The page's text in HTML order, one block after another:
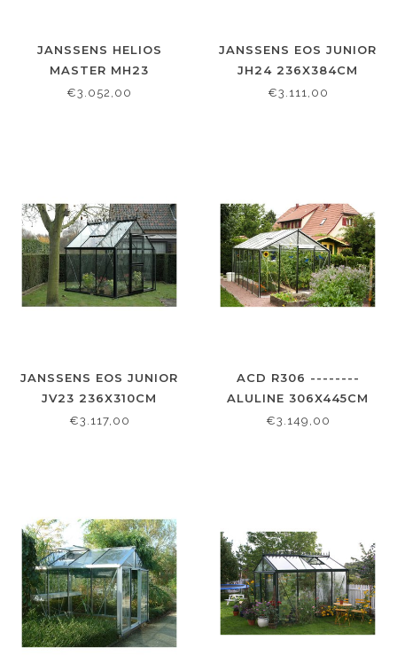
JANSSENS HELIOS
MASTER MH23
236X310CM
€3.052,00
JANSSENS EOS JUNIOR
JH24 236X384CM
€3.111,00
JANSSENS EOS JUNIOR
JV23 236X310CM
€3.117,00
ACD R306 --------
ALULINE 306X445CM
€3.149,00